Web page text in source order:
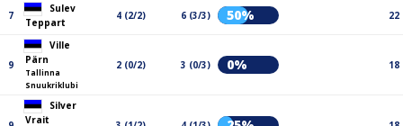
7
Sulev
Teppart
4 (2/2) 6 (3/3) 50% 22
9
Ville
Pärn
Tallinna
Snuukriklubi
2 (0/2) 3 (0/3) 0% 18
Silver
Vrait